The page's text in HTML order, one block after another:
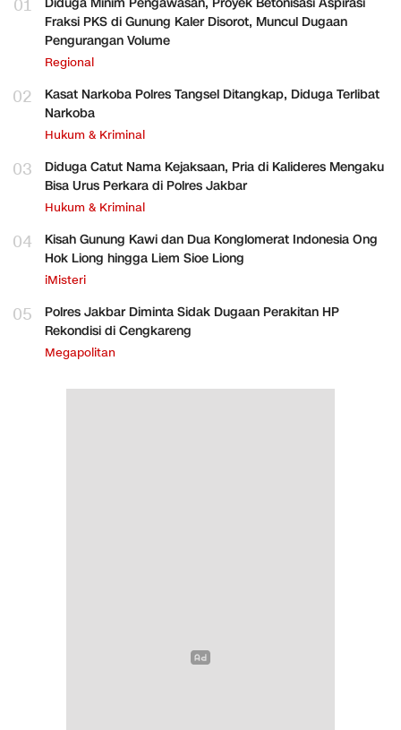
01
Fraksi PKS di Gunung Kaler Disorot, Muncul Dugaan
Pengurangan Volume
Regional
02
Kasat Narkoba Polres Tangsel Ditangkap, Diduga Terlibat
Narkoba
Hukum & Kriminal
03
Diduga Catut Nama Kejaksaan, Pria di Kalideres Mengaku
Bisa Urus Perkara di Polres Jakbar
Hukum & Kriminal
04
Kisah Gunung Kawi dan Dua Konglomerat Indonesia Ong
Hok Liong hingga Liem Sioe Liong
iMisteri
05
Polres Jakbar Diminta Sidak Dugaan Perakitan HP
Rekondisi di Cengkareng
Megapolitan